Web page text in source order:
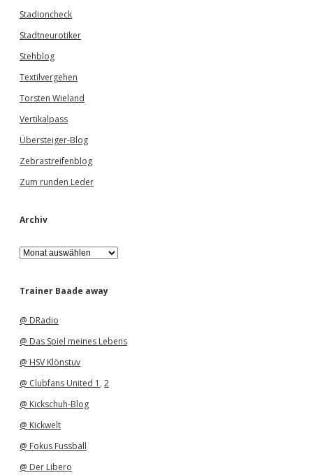
Stadioncheck
Stadtneurotiker
Stehblog
Textilvergehen
Torsten Wieland
Vertikalpass
Übersteiger-Blog
Zebrastreifenblog
Zum runden Leder
Archiv
A
r
h
Trainer Baade away
@ DRadio
@ Das Spiel meines Lebens
@ HSV Klönstuv
@ Clubfans United 1 , 2
@ Kickschuh-Blog
@ Kickwelt
@ Fokus Fussball
@ Der Libero